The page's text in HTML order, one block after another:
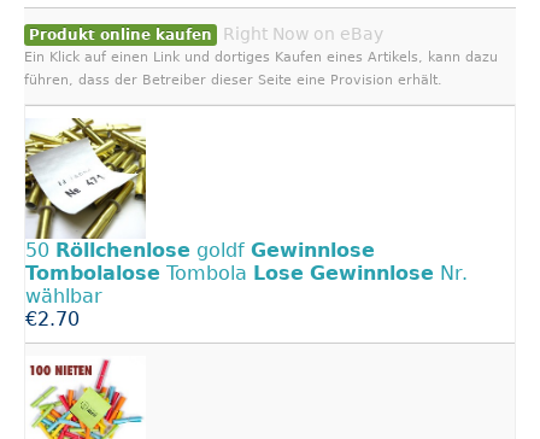
Produkt online kaufen Right Now on eBay
Ein Klick auf einen Link und dortiges Kaufen eines Artikels, kann dazu
führen, dass der Betreiber dieser Seite eine Provision erhält.
50 Röllchenlose goldf Gewinnlose
Tombolalose Tombola Lose Gewinnlose Nr.
wählbar
€2.70